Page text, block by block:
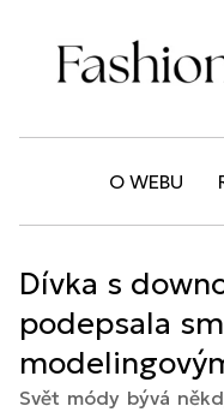
O WEBU
Dívka s
podepsala
Svět módy bývá